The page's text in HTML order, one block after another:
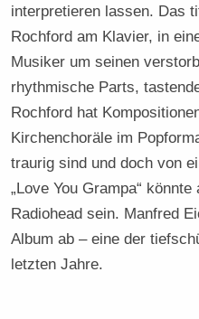
interpretieren lassen. Das
Rochford am Klavier, in
Musiker um seinen
rhythmische Parts,
Rochford hat
Kirchenchoräle im
traurig sind und doch von
„Love You Grampa“
Radiohead sein. Manfred
Album ab – eine der
letzten Jahre.